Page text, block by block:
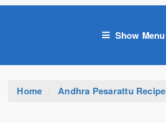
Show Menu
Home Andhra Pesarattu Recipe